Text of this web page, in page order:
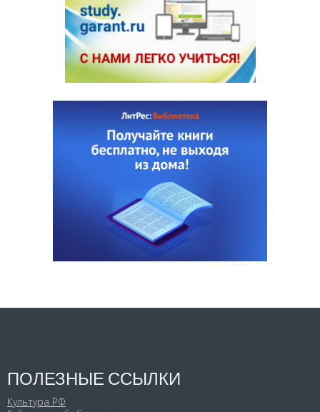
ПОЛЕЗНЫЕ ССЫЛКИ
Культура РФ